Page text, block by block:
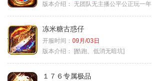
版本介绍： 无团队无主播公平公正玩一年
冻米糖古惑仔
开服时间： 09月/03日
版本介绍：
[酷跑、低消无暗坑]
１７６专属极品